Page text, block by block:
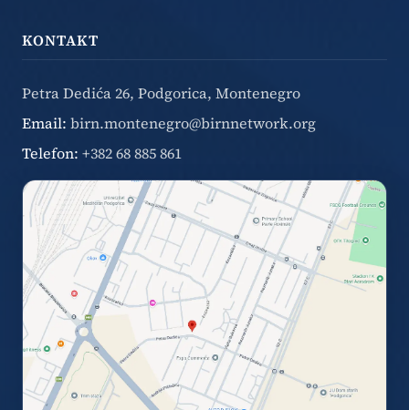
KONTAKT
Petra Dedića 26, Podgorica, Montenegro
Email: birn.montenegro@birnnetwork.org
Telefon: +382 68 885 861